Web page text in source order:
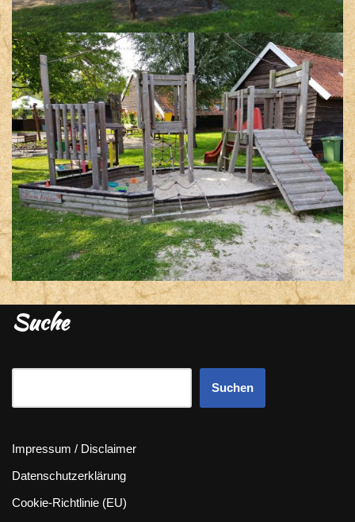
Suche
Suchen
Impressum / Disclaimer
Datenschutzerklärung
Cookie-Richtlinie (EU)